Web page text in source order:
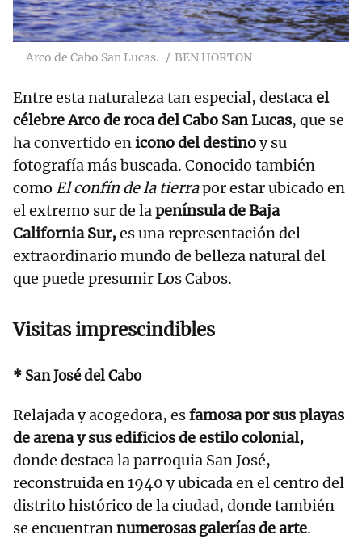
Arco de Cabo San Lucas. BEN HORTON
Entre esta naturaleza tan especial, destacael
célebre Arco de roca del Cabo San Lucas, que se
ha convertido enicono del destinoy su
fotografía más buscada. Conocido también
como El confín de la tierrapor estar ubicado en
el extremo sur de lapenínsula de Baja
California Sur,es una representación del
extraordinario mundo de belleza natural del
que puede presumir Los Cabos.
Visitas imprescindibles
* San José del Cabo
Relajada y acogedora, esfamosa por sus playas
de arena y sus edificios de estilo colonial,
donde destaca la parroquia San José,
reconstruida en 1940 y ubicada en el centro del
distrito histórico de la ciudad, donde también
se encuentrannumerosas galerías de arte.